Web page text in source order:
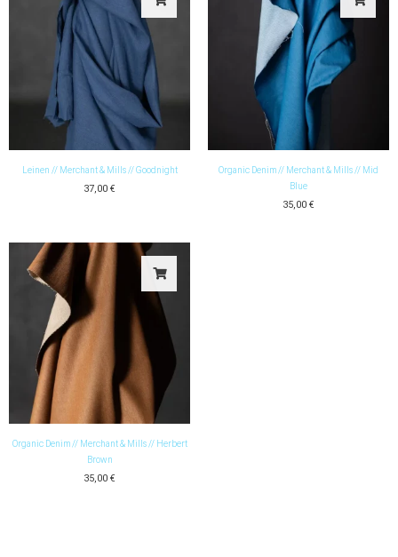
Leinen // Merchant & Mills // Goodnight
37,00 €
Organic Denim // Merchant & Mills // Mid
Blue
35,00 €
Organic Denim // Merchant & Mills // Herbert
Brown
35,00 €